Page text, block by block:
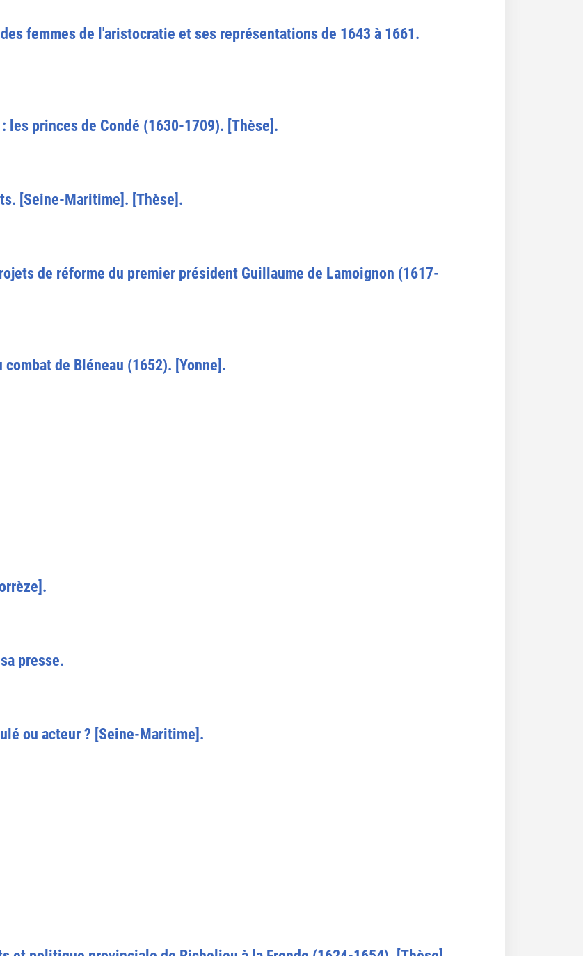
femmes de l'aristocratie et ses représentations de 1643 à 1661.
les princes de Condé (1630-1709). [Thèse].
[Seine-Maritime]. [Thèse].
de réforme du premier président Guillaume de Lamoignon (1617-
de Bléneau (1652). [Yonne].
presse.
ou acteur ? [Seine-Maritime].